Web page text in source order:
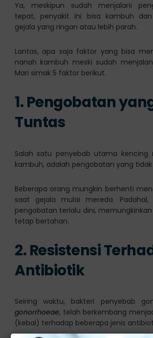
Ya, meskipun sudah menjalani
tepat, penyakit ini bisa kambuh
gejala yang ringan atau lebih parah.
Lantas, apa saja faktor yang bisa
nanah kambuh meski sudah
Mari simak 5 faktor berikut.
1. Pengobatan
Tuntas
Salah satu penyebab utama kencing
kambuh, adalah pengobatan yang
Beberapa orang mungkin berhenti
saat gejala mulai mereda. Padahal,
pengobatan terlalu dini,
tetap bertahan.
2. Resistensi
Antibiotik
Seiring waktu, bakteri penyebab
gonorrhoeae, telah berkembang
(kebal) terhadap beberapa jenis